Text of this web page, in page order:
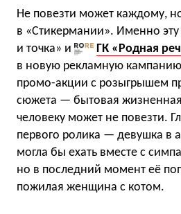
Не повезти может каждому,
в «Стикермании». Именно
и точка» и
ГК «Родная
в новую рекламную
промо-акции с розыгрышем
сюжета — бытовая жизненная
человеку может не повезти.
первого ролика — девушка в
могла бы ехать вместе с
но в последний момент её
пожилая женщина с котом.